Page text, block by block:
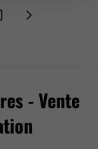
- Vente